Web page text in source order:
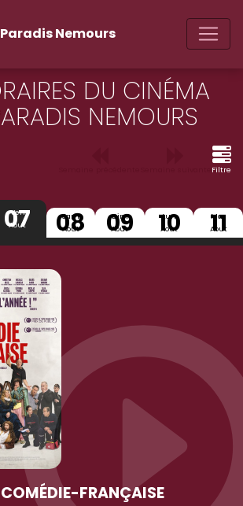
Nemours
DU CINÉMA
NEMOURS
Filtre
Ven
07
Aout
Sam
08
Aout
Dim
09
Aout
Lun
10
Aout
Mar
11
Aout
COMÉDIE-FRANÇAISE